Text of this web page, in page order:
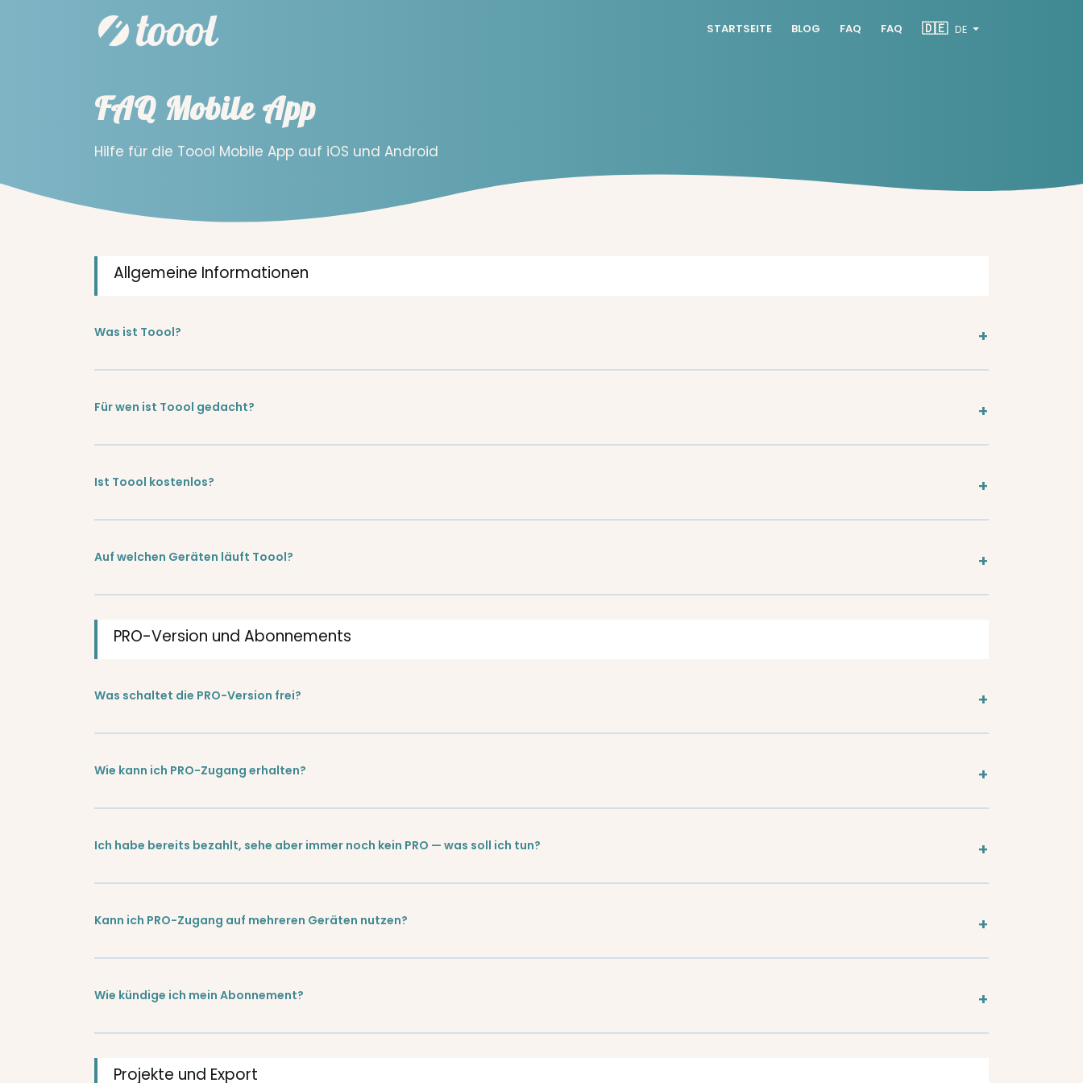
STARTSEITE BLOG FAQ FAQ 🇩🇪 DE
FAQ Mobile App
Hilfe für die Toool Mobile App auf iOS und Android
Allgemeine Informationen
Was ist Toool?
Für wen ist Toool gedacht?
Ist Toool kostenlos?
Auf welchen Geräten läuft Toool?
PRO-Version und Abonnements
Was schaltet die PRO-Version frei?
Wie kann ich PRO-Zugang erhalten?
Ich habe bereits bezahlt, sehe aber immer noch kein PRO — was soll ich tun?
Kann ich PRO-Zugang auf mehreren Geräten nutzen?
Wie kündige ich mein Abonnement?
Projekte und Export